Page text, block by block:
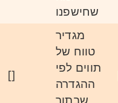
שחישפנו
[]
מגדיר
טווח של
תווים לפי
ההגדרה
שבתוך